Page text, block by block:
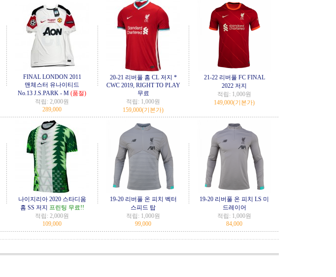
FINAL LONDON 2011
맨체스터 유나이티드
No.13 J.S.PARK - M (품절)
적립: 2,000원
289,000
20-21 리버풀 홈 CL 저지 *
CWC 2019, RIGHT TO PLAY
무료
적립: 1,000원
159,000(기본가)
21-22 리버풀 FC FINAL
2022 저지
적립: 1,000원
149,000(기본가)
나이지리아 2020 스타디움
홈 SS 저지 프린팅 무료!!
적립: 2,000원
109,000
19-20 리버풀 온 피치 벡터
스피드 탑
적립: 1,000원
99,000
19-20 리버풀 온 피치 LS 미
드레이어
적립: 1,000원
84,000